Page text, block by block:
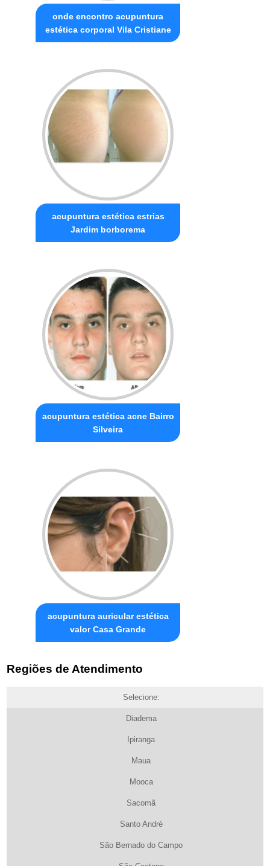
onde encontro acupuntura
estética corporal Vila Cristiane
acupuntura estética estrias
Jardim borborema
acupuntura estética acne Bairro
Silveira
acupuntura auricular estética
valor Casa Grande
Regiões de Atendimento
Selecione:
Diadema
Ipiranga
Maua
Mooca
Sacomã
Santo André
São Bernado do Campo